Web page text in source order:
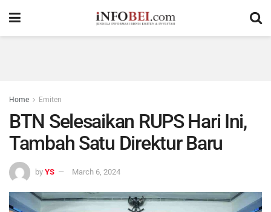
Home Emiten
BTN Selesaikan RUPS Hari Ini,
Tambah Satu Direktur Baru
by YS March 6, 2024